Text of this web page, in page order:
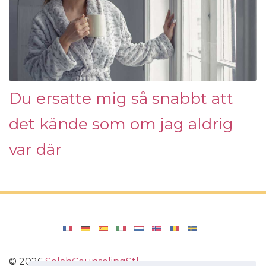
Du ersatte mig så snabbt att
det kände som om jag aldrig
var där
© 2026 SelahCounselingStl